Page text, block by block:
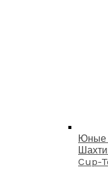
Юные
Cup-